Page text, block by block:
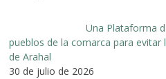
Una Plataforma
pueblos de la comarca para
de Arahal
30 de julio de 2026